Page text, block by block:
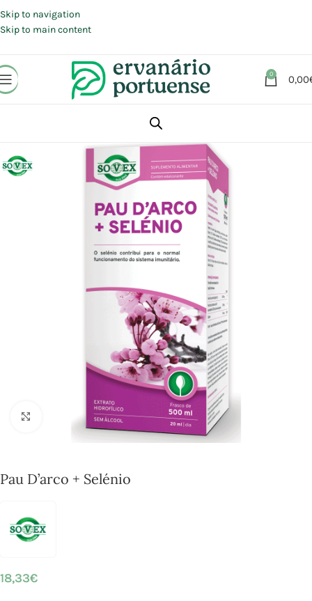
Skip to navigation
Skip to main content
0 0,00
Suplementos alimentares
Click to enlarge
Pau D’arco + Selénio
18,33€